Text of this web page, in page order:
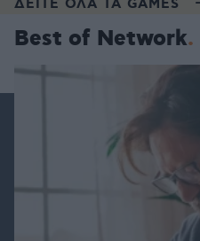
ΔΕΙΤΕ ΟΛΑ ΤΑ GAMES
Best of Network